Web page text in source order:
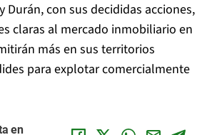
Durán, con sus decididas acciones,
claras al mercado inmobiliario en
más en sus territorios
para explotar comercialmente
en